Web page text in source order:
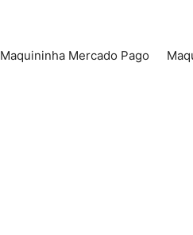
Maquininha Mercado Pago